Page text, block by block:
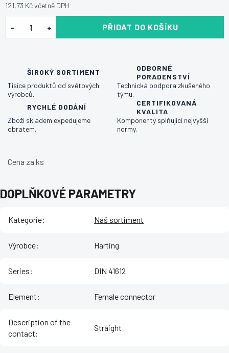
121,73 Kč včetně DPH
PŘIDAT DO KOŠÍKU
ŠIROKÝ SORTIMENT
Tisíce produktů od světových
výrobců.
ODBORNÉ
PORADENSTVÍ
Technická podpora zkušeného
týmu.
RYCHLÉ DODÁNÍ
Zboží skladem expedujeme
obratem.
CERTIFIKOVANÁ
KVALITA
Komponenty splňující nejvyšší
normy.
Cena za ks
DOPLŇKOVÉ PARAMETRY
Kategorie: Náš sortiment
Výrobce: Harting
Series: DIN 41612
Element: Female connector
Description of the
contact:
Straight